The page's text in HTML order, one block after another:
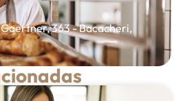
363 - Bacacheri,